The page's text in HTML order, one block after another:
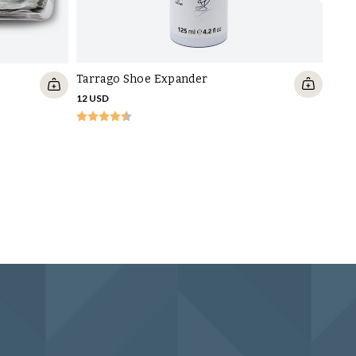
Tarrago Shoe Expander
12 USD